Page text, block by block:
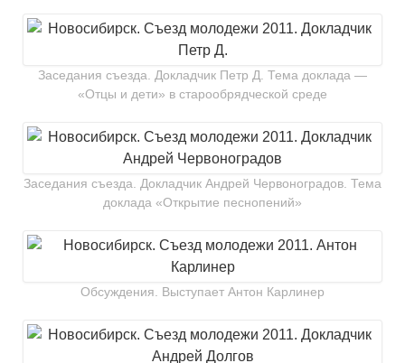
Заседания съезда. Докладчик Петр Д. Тема доклада —
«Отцы и дети» в старообрядческой среде
Заседания съезда. Докладчик Андрей Червоноградов. Тема
доклада «Открытие песнопений»
Обсуждения. Выступает Антон Карлинер